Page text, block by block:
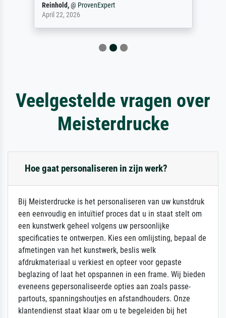
Reinhold,@ ProvenExpert
April 22, 2026
Veelgestelde vragen over
Meisterdrucke
Hoe gaat personaliseren in zijn werk?
Bij Meisterdrucke is het personaliseren van uw kunstdruk
een eenvoudig en intuïtief proces dat u in staat stelt om
een kunstwerk geheel volgens uw persoonlijke
specificaties te ontwerpen. Kies een omlijsting, bepaal de
afmetingen van het kunstwerk, beslis welk
afdrukmateriaal u verkiest en opteer voor gepaste
beglazing of laat het opspannen in een frame. Wij bieden
eveneens gepersonaliseerde opties aan zoals passe-
partouts, spanningshoutjes en afstandhouders. Onze
klantendienst staat klaar om u te begeleiden bij het